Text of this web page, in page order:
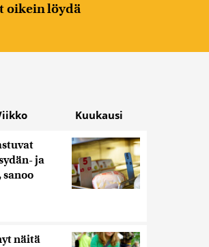
oikein löydä
Kuukausi
ja
näitä